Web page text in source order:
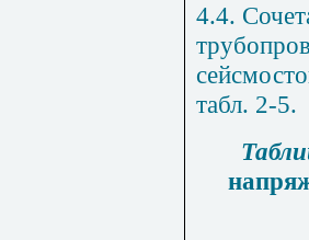
4.4.
табл. 2-5.